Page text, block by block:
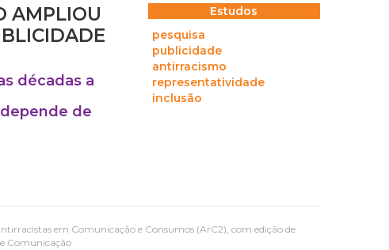
AMPLIOU
décadas a
de
Estudos
pesquisa
publicidade
antirracismo
representatividade
inclusão
em Comunicação e Consumos (ArC2), com edição de
Comunicação